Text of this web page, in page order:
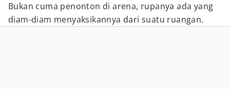
Bukan cuma penonton di arena, rupanya ada yang
diam-diam menyaksikannya dari suatu ruangan.